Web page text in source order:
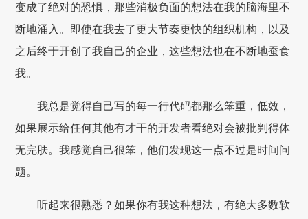
变成了绝对的恐惧，那些消极负面的想法在我的脑海里不
断地涌入。即使在我去了更大节奏更快的组织机构，以及
之后终于开创了我自己的企业，这些想法也在不断地蚕食
我。
我总是觉得自己写的每一行代码都那么笨重，低效，
如果展示给任何其他有才干的开发者看绝对会被批判得体
无完肤。我感觉自己很笨，他们发现这一点不过是时间问
题。
听起来很熟悉？如果你有我这种想法，有绝大多数软